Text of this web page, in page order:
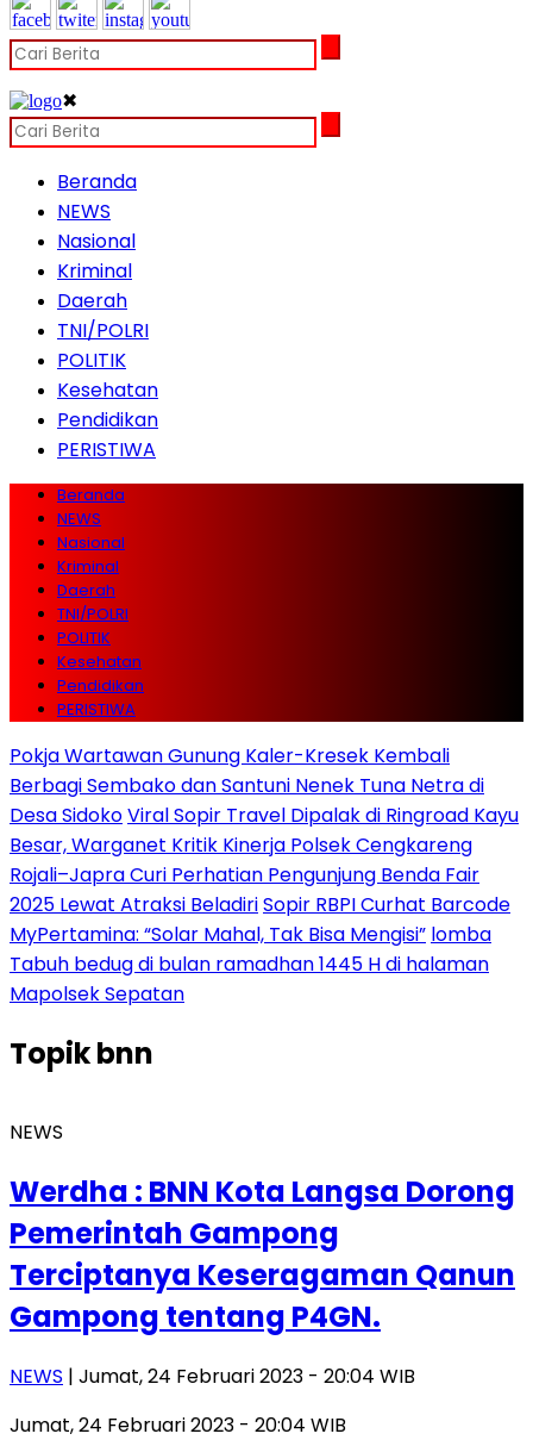
✖
Beranda
NEWS
Nasional
Kriminal
Daerah
TNI/POLRI
POLITIK
Kesehatan
Pendidikan
PERISTIWA
Beranda
NEWS
Nasional
Kriminal
Daerah
TNI/POLRI
POLITIK
Kesehatan
Pendidikan
PERISTIWA
Pokja Wartawan Gunung Kaler-Kresek Kembali
Berbagi Sembako dan Santuni Nenek Tuna Netra di
Desa SidokoViral Sopir Travel Dipalak di Ringroad Kayu
Besar, Warganet Kritik Kinerja Polsek Cengkareng
Rojali–Japra Curi Perhatian Pengunjung Benda Fair
2025 Lewat Atraksi BeladiriSopir RBPI Curhat Barcode
MyPertamina: “Solar Mahal, Tak Bisa Mengisi” lomba
Tabuh bedug di bulan ramadhan 1445 H di halaman
Mapolsek Sepatan
Topikbnn
NEWS
Werdha : BNN Kota Langsa Dorong
Pemerintah Gampong
Terciptanya Keseragaman Qanun
Gampong tentang P4GN.
NEWS | Jumat, 24 Februari 2023 - 20:04 WIB
Jumat, 24 Februari 2023 - 20:04 WIB